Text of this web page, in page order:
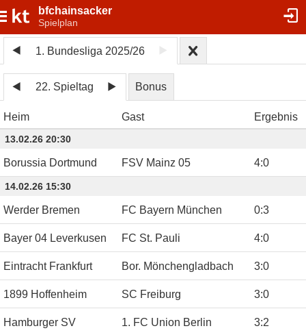
bfchainsacker
Spielplan
1. Bundesliga 2025/26
22. Spieltag Bonus
Heim Gast Ergebnis
13.02.26 20:30
Borussia Dortmund FSV Mainz 05 4:0
14.02.26 15:30
Werder Bremen FC Bayern München 0:3
Bayer 04 Leverkusen FC St. Pauli 4:0
Eintracht Frankfurt Bor. Mönchengladbach 3:0
1899 Hoffenheim SC Freiburg 3:0
Hamburger SV 1. FC Union Berlin 3:2